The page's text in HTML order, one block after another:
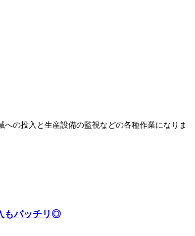
の投入と生産設備の監視などの各種作業になりま
もバッチリ◎